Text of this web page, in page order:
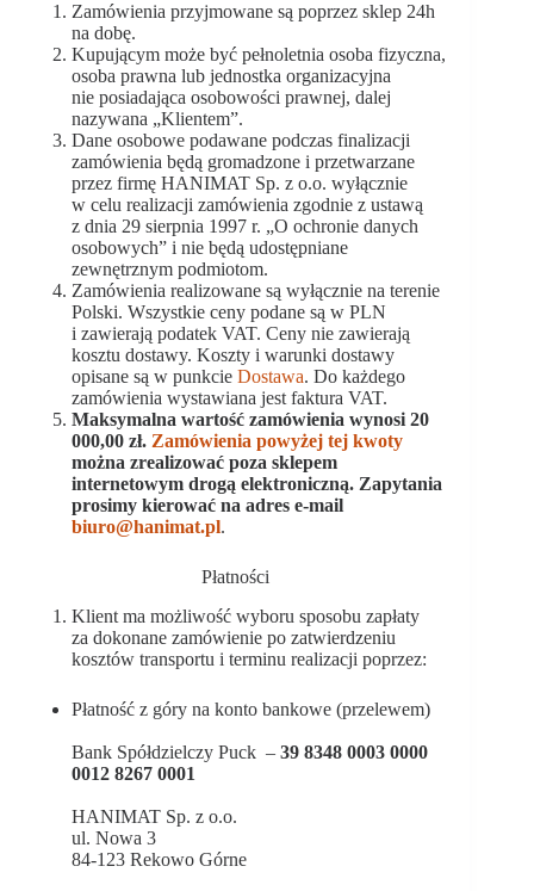
Zamówienia przyjmowane są poprzez sklep 24h
na dobę.
Kupującym może być pełnoletnia osoba fizyczna,
osoba prawna lub jednostka organizacyjna
nie posiadająca osobowości prawnej, dalej
nazywana „Klientem”.
Dane osobowe podawane podczas finalizacji
zamówienia będą gromadzone i przetwarzane
przez firmę HANIMAT Sp. z o.o. wyłącznie
w celu realizacji zamówienia zgodnie z ustawą
z dnia 29 sierpnia 1997 r. „O ochronie danych
osobowych” i nie będą udostępniane
zewnętrznym podmiotom.
Zamówienia realizowane są wyłącznie na terenie
Polski. Wszystkie ceny podane są w PLN
i zawierają podatek VAT. Ceny nie zawierają
kosztu dostawy. Koszty i warunki dostawy
opisane są w punkcie Dostawa. Do każdego
zamówienia wystawiana jest faktura VAT.
Maksymalna wartość zamówienia wynosi 20
000,00 zł. Zamówienia powyżej tej kwoty
można zrealizować poza sklepem
internetowym drogą elektroniczną. Zapytania
prosimy kierować na adres e-mail
biuro@hanimat.pl.
Płatności
Klient ma możliwość wyboru sposobu zapłaty
za dokonane zamówienie po zatwierdzeniu
kosztów transportu i terminu realizacji poprzez:
Płatność z góry na konto bankowe (przelewem)
Bank Spółdzielczy Puck – 39 8348 0003 0000
0012 8267 0001
HANIMAT Sp. z o.o.
ul. Nowa 3
84-123 Rekowo Górne